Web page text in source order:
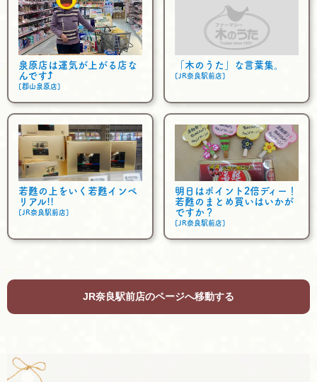
泉原店は運気が上がる店な
んです⤴
[郡山泉原店]
「木のうた」な言葉集。
[JR奈良駅前店]
若甦の上をいく若甦インペ
リアル!!
[JR奈良駅前店]
明日はポイント2倍ディー！
若甦のまとめ買いはいかが
ですか？
[JR奈良駅前店]
JR奈良駅前店のページへ移動する